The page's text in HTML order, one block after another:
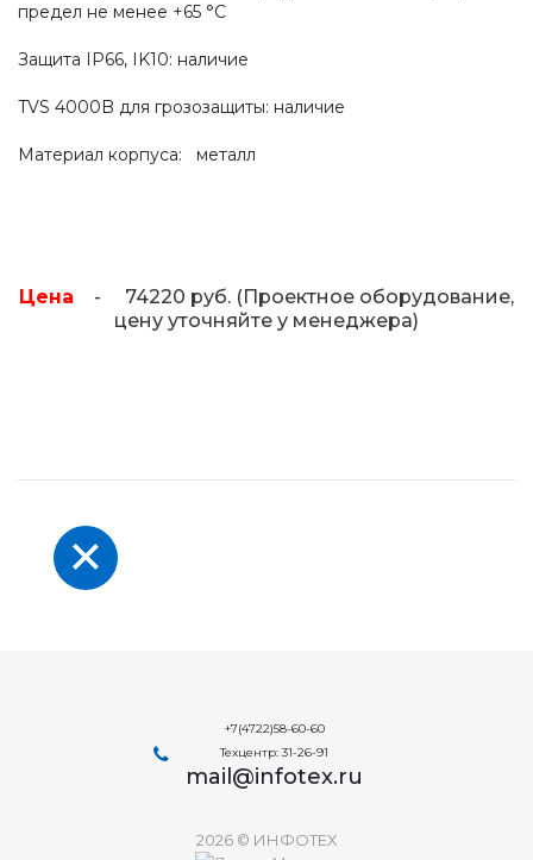
предел не менее +65 °C
Защита IP66, IK10: наличие
TVS 4000B для грозозащиты: наличие
Материал корпуса: металл
Цена
- 74220 руб. (Проектное оборудование,
цену уточняйте у менеджера)
+7(4722)58-60-60
Техцентр: 31-26-91
mail@infotex.ru
2026 © ИНФОТЕХ